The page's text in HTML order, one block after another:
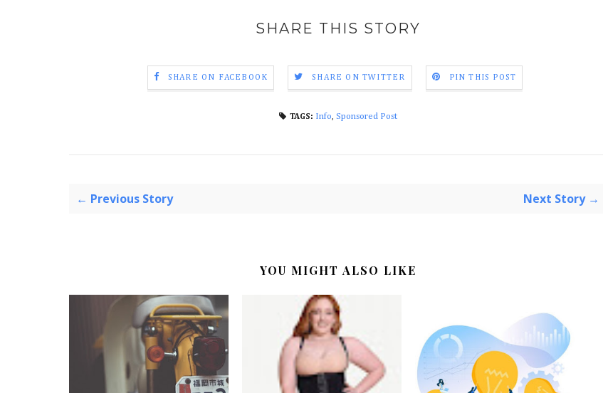
SHARE THIS STORY
SHARE ON FACEBOOK SHARE ON TWITTER PIN THIS POST
TAGS: Info, Sponsored Post
← Previous Story Next Story →
YOU MIGHT ALSO LIKE